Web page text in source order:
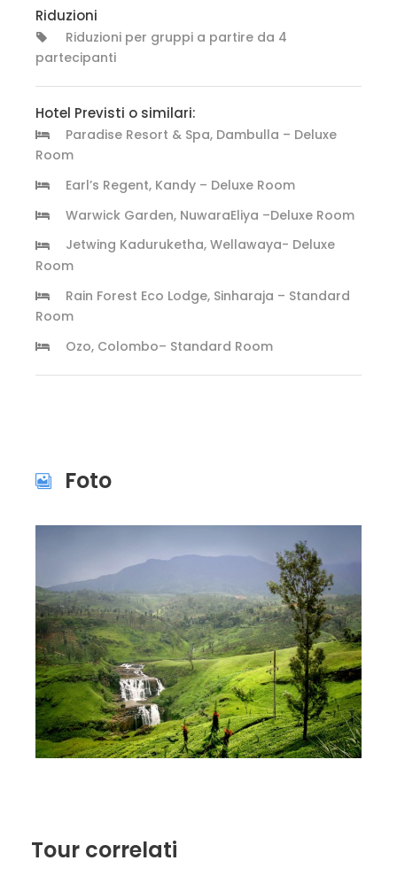
Riduzioni
Riduzioni per gruppi a partire da 4
partecipanti
Hotel Previsti o similari:
Paradise Resort & Spa, Dambulla – Deluxe
Room
Earl’s Regent, Kandy – Deluxe Room
Warwick Garden, NuwaraEliya –Deluxe Room
Jetwing Kaduruketha, Wellawaya- Deluxe
Room
Rain Forest Eco Lodge, Sinharaja – Standard
Room
Ozo, Colombo– Standard Room
Foto
Tour correlati